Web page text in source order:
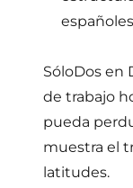
SóloDos en
de trabajo
pueda
muestra el
latitudes.